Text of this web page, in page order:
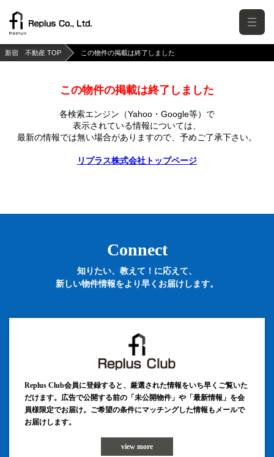
新宿 不動産 TOP この物件の掲載は終了しました
この物件の掲載は終了しました
各検索エンジン（Yahoo・Google等）で
表示されている情報については、
最新の情報では無い場合がありますので、 予めご了承下さい。
リプラス株式会社トップページ
Connect
知りたい、教えて！に応えて、
新しい物件情報をより早くお届けします。
Replus Club会員に登録すると、厳選された情報をいち早くご覧いた
だけます。広告で公開する前の「未公開物件」や「最新情報」を会
員様限定でお届け。ご希望の条件にマッチングした情報もメールで
お届けします。
view more